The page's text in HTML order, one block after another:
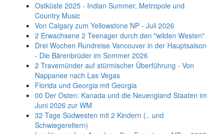
Ostküste 2025 - Indian Summer, Metropole und
Country Music
Von Calgary zum Yellowstone NP - Juli 2026
2 Erwachsene 2 Teenager durch den "wilden Westen"
Drei Wochen Rundreise Vancouver in der Hauptsaison
- Die Bärenbrüder im Sommer 2026
2 Travemünder auf stürmischer Überführung - Von
Nappanee nach Las Vegas
Florida und Georgia mit Georgia
00 Der Osten: Kanada und die Neuengland Staaten im
Juni 2026 zur WM
32 Tage Südwesten mit 2 Kindern (.. und
Schwiegereltern)